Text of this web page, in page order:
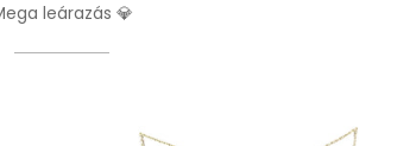
leárazás 💎